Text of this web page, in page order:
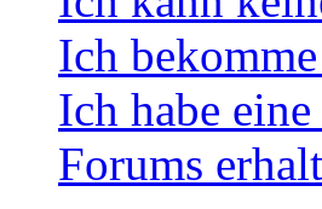
Ich
Ich habe
Forums